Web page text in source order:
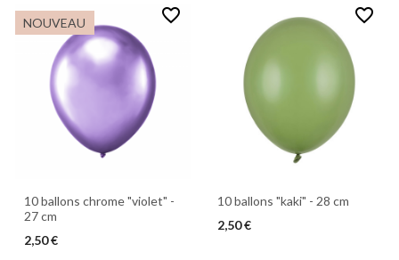
NOUVEAU favorite_border
10 ballons chrome "violet" -
27 cm
2,50 €
favorite_border
10 ballons "kaki" - 28 cm
2,50 €